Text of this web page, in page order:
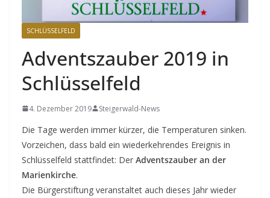
SCHLÜSSELFELD
Adventszauber 2019 in
Schlüsselfeld
4. Dezember 2019 Steigerwald-News
Die Tage werden immer kürzer, die Temperaturen sinken.
Vorzeichen, dass bald ein wiederkehrendes Ereignis in
Schlüsselfeld stattfindet: Der Adventszauber an der
Marienkirche.
Die Bürgerstiftung veranstaltet auch dieses Jahr wieder